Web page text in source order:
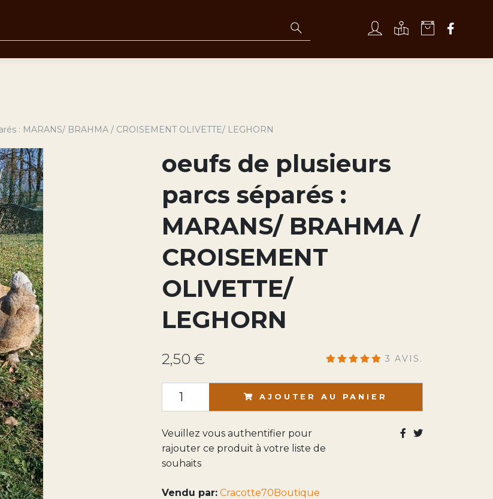
: MARANS/ BRAHMA / CROISEMENT OLIVETTE/ LEGHORN
oeufs de plusieurs
parcs séparés :
MARANS/ BRAHMA /
CROISEMENT
OLIVETTE/
LEGHORN
2,50 € 3 AVIS.
AJOUTER AU PANIER
Veuillez vous authentifier pour
rajouter ce produit à votre liste de
souhaits
Vendu par: Cracotte70Boutique